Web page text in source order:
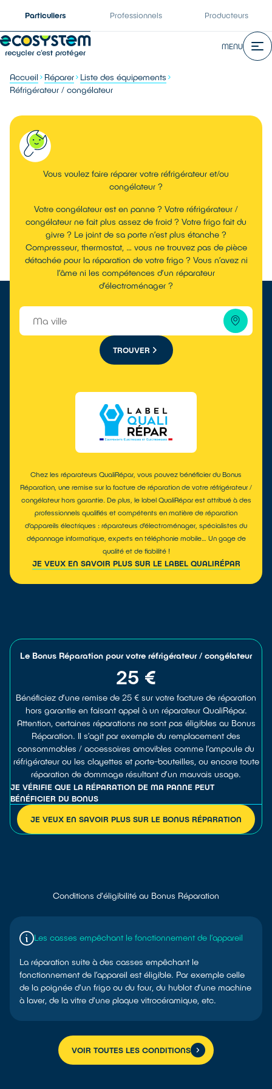
Particuliers Professionnels Producteurs
MENU
Accueil Réparer
Liste des équipements
Réfrigérateur / congélateur
Vous voulez faire réparer votre réfrigérateur et/ou
congélateur ?
Votre congélateur est en panne ? Votre réfrigérateur /
congélateur ne fait plus assez de froid ? Votre frigo fait du
givre ? Le joint de sa porte n’est plus étanche ?
Compresseur, thermostat, … vous ne trouvez pas de pièce
détachée pour la réparation de votre frigo ? Vous n’avez ni
l’âme ni les compétences d’un réparateur
d’électroménager ?
TROUVER
Chez les réparateurs QualiRépar, vous pouvez bénéficier du Bonus
Réparation, une remise sur la facture de réparation de votre réfrigérateur /
congélateur hors garantie. De plus, le label QualiRépar est attribué à des
professionnels qualifiés et compétents en matière de réparation
d’appareils électriques : réparateurs d’électroménager, spécialistes du
dépannage informatique, experts en téléphonie mobile… Un gage de
qualité et de fiabilité !
JE VEUX EN SAVOIR PLUS SUR LE LABEL QUALIRÉPAR
Le Bonus Réparation pour votre réfrigérateur / congélateur
25 €
Bénéficiez d’une remise de 25 € sur votre facture de réparation
hors garantie en faisant appel à un réparateur QualiRépar.
Attention, certaines réparations ne sont pas éligibles au Bonus
Réparation. Il s’agit par exemple du remplacement des
consommables / accessoires amovibles comme l’ampoule du
réfrigérateur ou les clayettes et porte-bouteilles, ou encore toute
réparation de dommage résultant d’un mauvais usage.
JE VÉRIFIE QUE LA RÉPARATION DE MA PANNE PEUT
BÉNÉFICIER DU BONUS
JE VEUX EN SAVOIR PLUS SUR LE BONUS RÉPARATION
Conditions d'éligibilité au Bonus Réparation
Les casses empêchant le fonctionnement de l’appareil
La réparation suite à des casses empêchant le
fonctionnement de l’appareil est éligible. Par exemple celle
de la poignée d'un frigo ou du four, du hublot d’une machine
à laver, de la vitre d'une plaque vitrocéramique, etc.
VOIR TOUTES LES CONDITIONS